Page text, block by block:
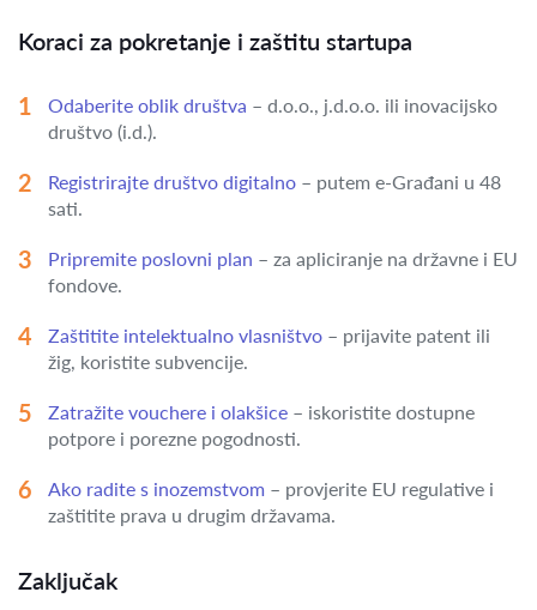
Koraci za pokretanje i zaštitu startupa
Odaberite oblik društva – d.o.o., j.d.o.o. ili inovacijsko
društvo (i.d.).
Registrirajte društvo digitalno – putem e-Građani u 48
sati.
Pripremite poslovni plan – za apliciranje na državne i EU
fondove.
Zaštitite intelektualno vlasništvo – prijavite patent ili
žig, koristite subvencije.
Zatražite vouchere i olakšice – iskoristite dostupne
potpore i porezne pogodnosti.
Ako radite s inozemstvom – provjerite EU regulative i
zaštitite prava u drugim državama.
Zaključak